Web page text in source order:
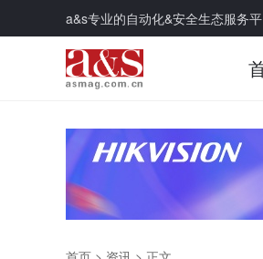
a&s专业的自动化&安全生态服务